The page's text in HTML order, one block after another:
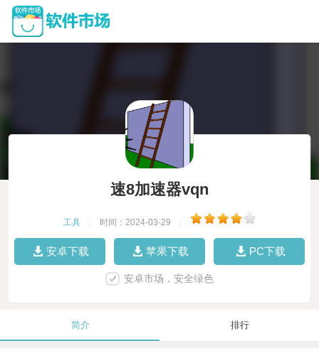
速8加速器vqn
工具 时间：2024-03-29
安卓下载 苹果下载 PC下载
安卓市场，安全绿色
简介 排行